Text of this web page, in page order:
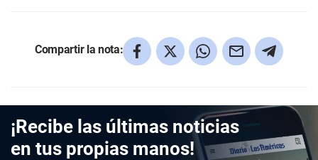
Compartir la nota:
¡Recibe las últimas noticias
en tus propias manos!